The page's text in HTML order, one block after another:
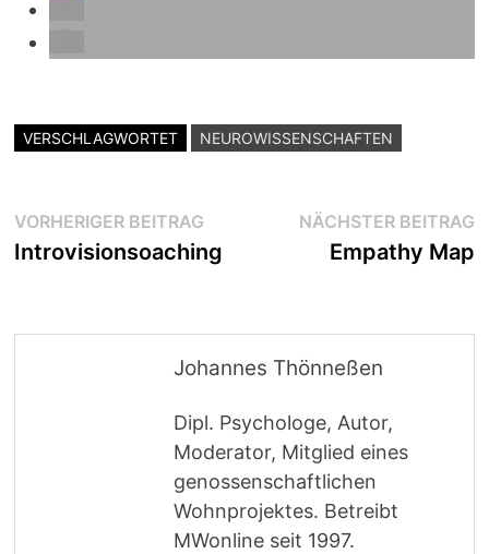
VERSCHLAGWORTET NEUROWISSENSCHAFTEN
Beitragsnavigation
VORHERIGER BEITRAG Vorheriger
Beitrag:
Introvisionsoaching
NÄCHSTER BEITRAG
Empathy Map
Johannes Thönneßen
Dipl. Psychologe, Autor,
Moderator, Mitglied eines
genossenschaftlichen
Wohnprojektes. Betreibt
MWonline seit 1997.